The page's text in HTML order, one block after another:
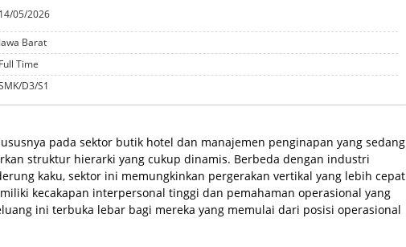
14/05/2026
Jawa Barat
Full Time
D3/S1
pada sektor butik hotel dan manajemen penginapan yang sedang
struktur hierarki yang cukup dinamis. Berbeda dengan industri
kaku, sektor ini memungkinkan pergerakan vertikal yang lebih cepat
kecakapan interpersonal tinggi dan pemahaman operasional yang
ini terbuka lebar bagi mereka yang memulai dari posisi operasional